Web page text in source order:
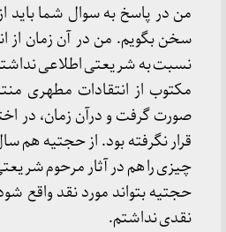
من در پاسخ به سوال شما
سخن بگویم. من در آن زمان از
نسبت به شریعتی اطلاعی
مکتوب از انتقادات مطهری
صورت گرفت و درآن زمان، در
قرار نگرفته بود. از حجتیه هم
چیزی را هم در آثار مرحوم
حجتیه بتواند مورد نقد واقع
نقدی نداشتم.